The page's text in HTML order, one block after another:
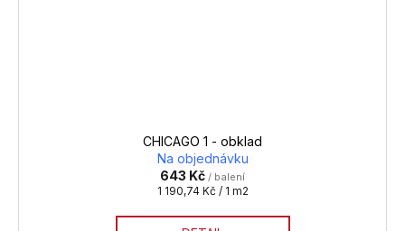
CHICAGO 1 - obklad
Na objednávku
643 Kč / balení
Měrná
1 190,74 Kč / 1 m2